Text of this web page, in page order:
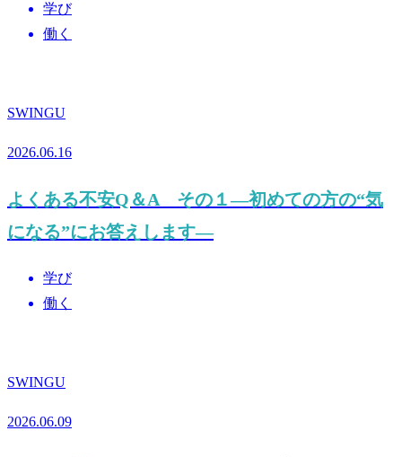
学び
働く
SWINGU
2026.06.16
よくある不安Q＆A その１―初めての方の“気
になる”にお答えします―
学び
働く
SWINGU
2026.06.09